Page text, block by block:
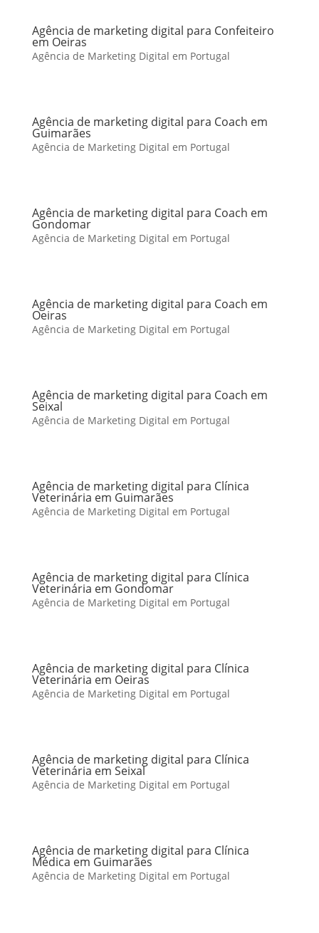
Agência de marketing digital para Confeiteiro
em Oeiras
Agência de Marketing Digital em Portugal
Agência de marketing digital para Coach em
Guimarães
Agência de Marketing Digital em Portugal
Agência de marketing digital para Coach em
Gondomar
Agência de Marketing Digital em Portugal
Agência de marketing digital para Coach em
Oeiras
Agência de Marketing Digital em Portugal
Agência de marketing digital para Coach em
Seixal
Agência de Marketing Digital em Portugal
Agência de marketing digital para Clínica
Veterinária em Guimarães
Agência de Marketing Digital em Portugal
Agência de marketing digital para Clínica
Veterinária em Gondomar
Agência de Marketing Digital em Portugal
Agência de marketing digital para Clínica
Veterinária em Oeiras
Agência de Marketing Digital em Portugal
Agência de marketing digital para Clínica
Veterinária em Seixal
Agência de Marketing Digital em Portugal
Agência de marketing digital para Clínica
Médica em Guimarães
Agência de Marketing Digital em Portugal